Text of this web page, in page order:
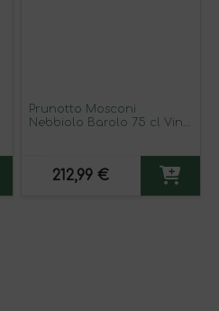
Prunotto Mosconi
Nebbiolo Barolo 75 cl Vino
212,99 €